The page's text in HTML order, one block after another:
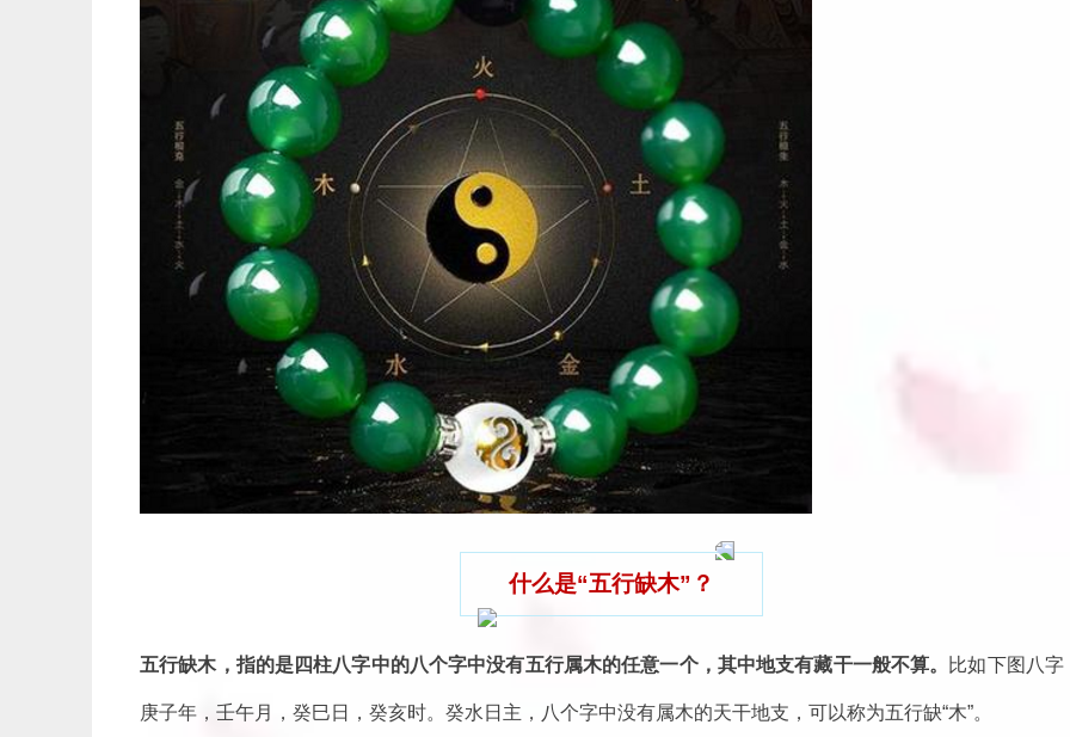
什么是“五行缺木”？
五行缺木，指的是四柱八字中的八个字中没有五行属木的任意一个，其中地支有藏干一般不算。 比如下图八字
庚子年，壬午月，癸巳日，癸亥时。癸水日主，八个字中没有属木的天干地支，可以称为五行缺“木”。